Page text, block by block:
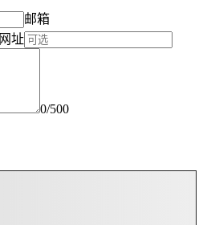
邮箱
网址
0/500